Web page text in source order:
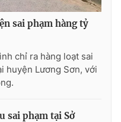
khi phát hành lại
sai phạm hàng tỷ
chỉ ra hàng loạt sai
huyện Lương Sơn, với
sai phạm tại Sở